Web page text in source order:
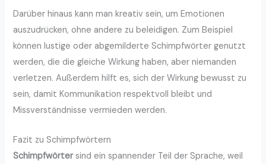
Darüber hinaus kann man kreativ sein, um Emotionen
auszudrücken, ohne andere zu beleidigen. Zum Beispiel
können lustige oder abgemilderte Schimpfwörter genutzt
werden, die die gleiche Wirkung haben, aber niemanden
verletzen. Außerdem hilft es, sich der Wirkung bewusst zu
sein, damit Kommunikation respektvoll bleibt und
Missverständnisse vermieden werden.
Fazit zu Schimpfwörtern
Schimpfwörtersind ein spannender Teil der Sprache, weil